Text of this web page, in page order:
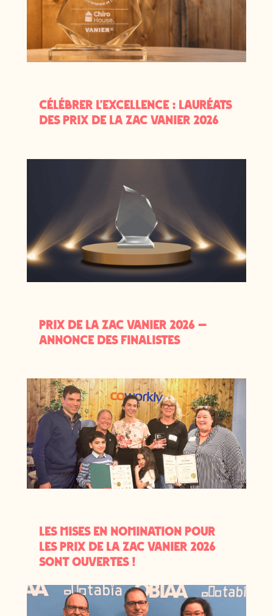
Célébrer l’excellence : Lauréats
des Prix de la ZAC Vanier 2026
Prix de la ZAC Vanier 2026 —
Annonce des finalistes
Les mises en nomination pour
les Prix de la ZAC Vanier 2026
sont ouvertes !